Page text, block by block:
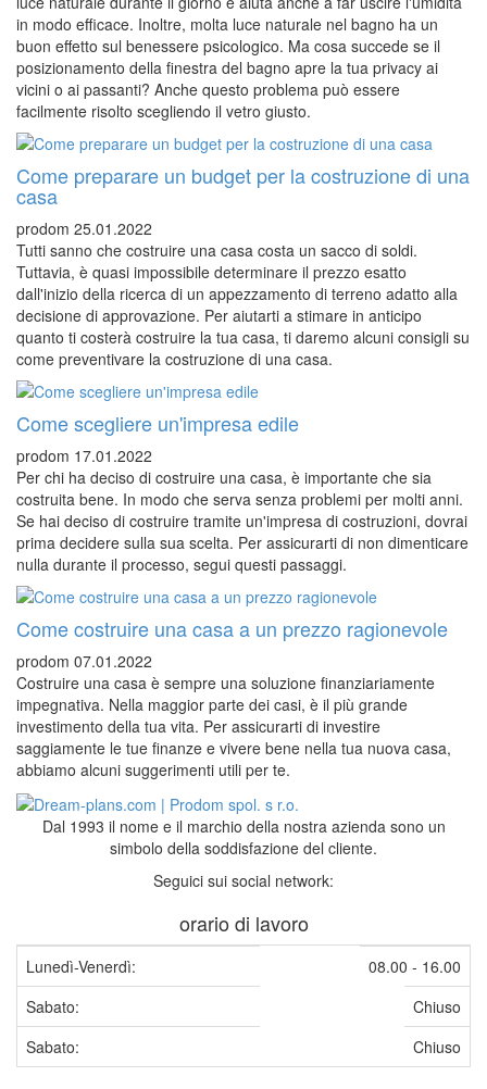
in modo efficace. Inoltre, molta luce naturale nel bagno ha un
buon effetto sul benessere psicologico. Ma cosa succede se il
posizionamento della finestra del bagno apre la tua privacy ai
vicini o ai passanti? Anche questo problema può essere
facilmente risolto scegliendo il vetro giusto.
Come preparare un budget per la costruzione di una
casa
prodom 25.01.2022
Tutti sanno che costruire una casa costa un sacco di soldi.
Tuttavia, è quasi impossibile determinare il prezzo esatto
dall'inizio della ricerca di un appezzamento di terreno adatto alla
decisione di approvazione. Per aiutarti a stimare in anticipo
quanto ti costerà costruire la tua casa, ti daremo alcuni consigli su
come preventivare la costruzione di una casa.
Come scegliere un'impresa edile
prodom 17.01.2022
Per chi ha deciso di costruire una casa, è importante che sia
costruita bene. In modo che serva senza problemi per molti anni.
Se hai deciso di costruire tramite un'impresa di costruzioni, dovrai
prima decidere sulla sua scelta. Per assicurarti di non dimenticare
nulla durante il processo, segui questi passaggi.
Come costruire una casa a un prezzo ragionevole
prodom 07.01.2022
Costruire una casa è sempre una soluzione finanziariamente
impegnativa. Nella maggior parte dei casi, è il più grande
investimento della tua vita. Per assicurarti di investire
saggiamente le tue finanze e vivere bene nella tua nuova casa,
abbiamo alcuni suggerimenti utili per te.
Dal 1993 il nome e il marchio della nostra azienda sono un
simbolo della soddisfazione del cliente.
Seguici sui social network:
orario di lavoro
Lunedì-Venerdì:
08.00 - 16.00
Sabato:
Chiuso
Sabato:
Chiuso